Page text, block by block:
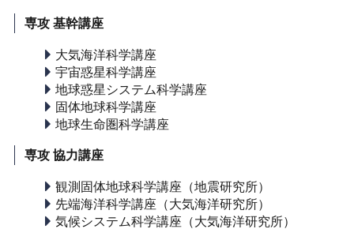
専攻 基幹講座
大気海洋科学講座
宇宙惑星科学講座
地球惑星システム科学講座
固体地球科学講座
地球生命圏科学講座
専攻 協力講座
観測固体地球科学講座（地震研究所）
先端海洋科学講座（大気海洋研究所）
気候システム科学講座（大気海洋研究所）